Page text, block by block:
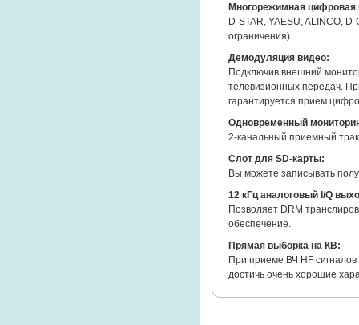
Многорежимная цифровая
D-STAR, YAESU, ALINCO,
ограничения)
Демодуляция видео:
Подключив внешний
телевизионных передач.
гарантируется прием
Одновременный
2-канальный приемный
Слот для SD-карты:
Вы можете записывать
12 кГц аналоговый I/Q
Позволяет DRM
обеспечение.
Прямая выборка на КВ:
При приеме ВЧ HF
достичь очень хорошие